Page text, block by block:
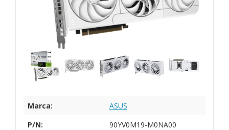
Marca:
ASUS
P/N:
90YV0M19-M0NA00